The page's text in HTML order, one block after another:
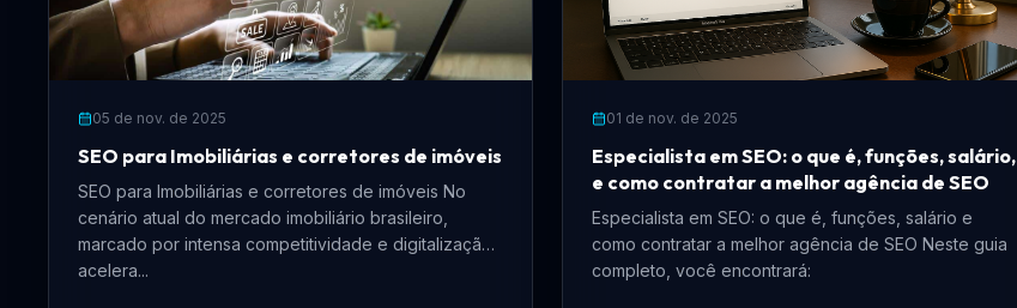
05 de nov. de 2025
SEO para Imobiliárias e corretores de imóveis
SEO para Imobiliárias e corretores de imóveis No
cenário atual do mercado imobiliário brasileiro,
marcado por intensa competitividade e digitalização
acelera...
01 de nov. de 2025
Especialista em SEO: o que é, funções, salário,
e como contratar a melhor agência de SEO
Especialista em SEO: o que é, funções, salário e
como contratar a melhor agência de SEO Neste guia
completo, você encontrará: